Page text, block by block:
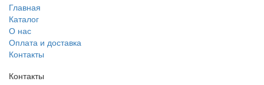
Главная
Каталог
О нас
Оплата и доставка
Контакты
Контакты